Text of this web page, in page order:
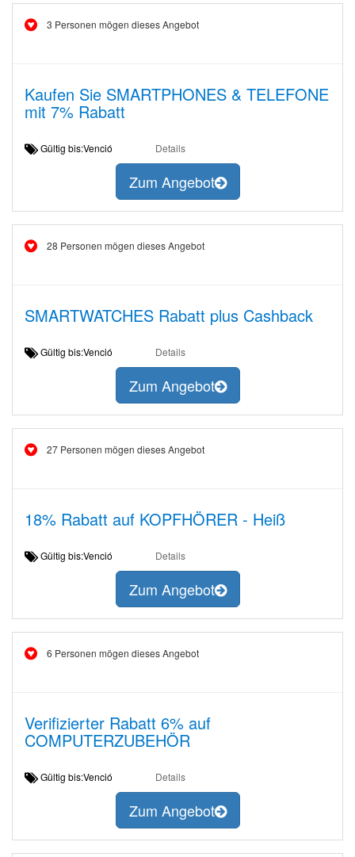
3 Personen mögen dieses Angebot
Kaufen Sie SMARTPHONES & TELEFONE
mit 7% Rabatt
Gültig bis:Venció Details
Zum Angebot
28 Personen mögen dieses Angebot
SMARTWATCHES Rabatt plus Cashback
Gültig bis:Venció Details
Zum Angebot
27 Personen mögen dieses Angebot
18% Rabatt auf KOPFHÖRER - Heiß
Gültig bis:Venció Details
Zum Angebot
6 Personen mögen dieses Angebot
Verifizierter Rabatt 6% auf
COMPUTERZUBEHÖR
Gültig bis:Venció Details
Zum Angebot